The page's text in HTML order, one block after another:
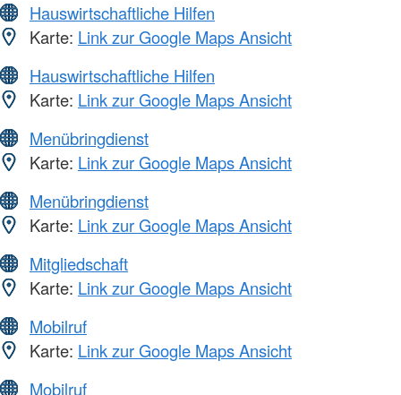
Hauswirtschaftliche Hilfen
Karte: Link zur Google Maps Ansicht
Hauswirtschaftliche Hilfen
Karte: Link zur Google Maps Ansicht
Menübringdienst
Karte: Link zur Google Maps Ansicht
Menübringdienst
Karte: Link zur Google Maps Ansicht
Mitgliedschaft
Karte: Link zur Google Maps Ansicht
Mobilruf
Karte: Link zur Google Maps Ansicht
Mobilruf